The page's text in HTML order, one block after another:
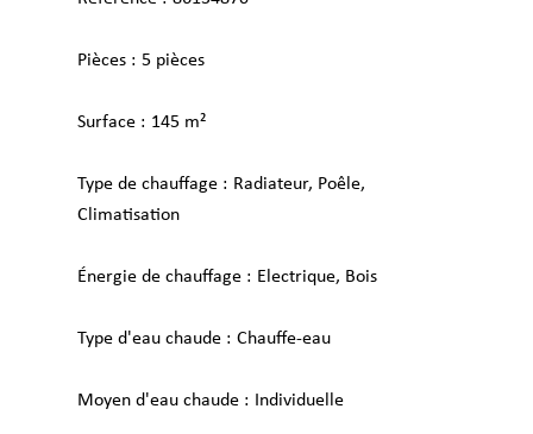
Pièces 5 pièces
Surface 145 m²
Type de chauffage
Radiateur, Poêle,
Climatisation
Énergie de chauffage Electrique, Bois
Type d'eau chaude Chauffe-eau
Moyen d'eau chaude Individuelle